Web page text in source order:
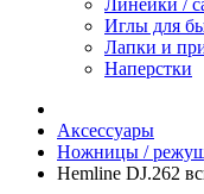
Линейки /
Иглы для
Лапки и
Наперстки
Аксессуары
Ножницы /
Hemline DJ.262